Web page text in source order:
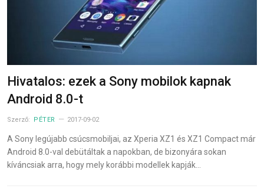
Hivatalos: ezek a Sony mobilok kapnak
Android 8.0-t
Szerző: PÉTER 2017-09-02
A Sony legújabb csúcsmobiljai, az Xperia XZ1 és XZ1 Compact már
Android 8.0-val debütáltak a napokban, de bizonyára sokan
kíváncsiak arra, hogy mely korábbi modellek kapják…